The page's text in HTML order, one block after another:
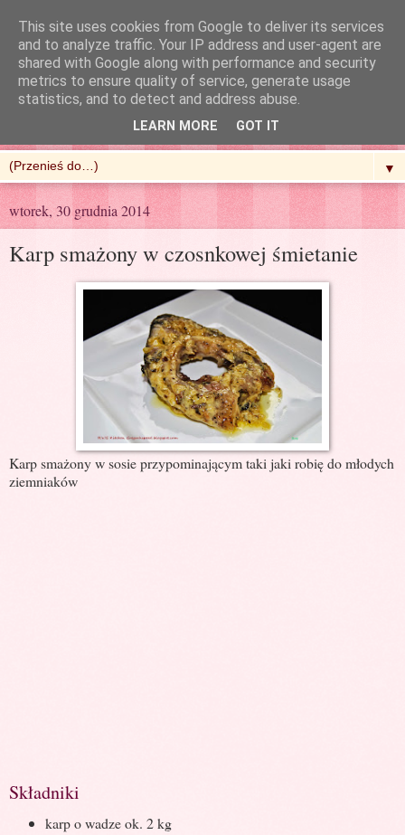
R'n'G Kitchen
▼
wtorek, 30 grudnia 2014
Karp smażony w czosnkowej śmietanie
Karp smażony w sosie przypominającym taki jaki robię do młodych
ziemniaków
Składniki
karp o wadze ok. 2 kg
This site uses cookies from Google to deliver its services
and to analyze traffic. Your IP address and user-agent are
shared with Google along with performance and security
metrics to ensure quality of service, generate usage
statistics, and to detect and address abuse.
LEARN MORE GOT IT